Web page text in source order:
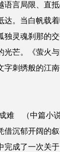
语言局限、直
达。当白帆载
独灵魂刹那的
光芒。《萤火
字刺绣般的江
难
（中篇小
借沉郁开阔的
完成了一次关